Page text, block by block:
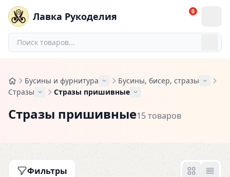
Лавка Рукоделия 0
Бусины и фурнитура
Бусины, бисер, стразы
Стразы
Стразы пришивные
Стразы пришивные15 товаров
Фильтры